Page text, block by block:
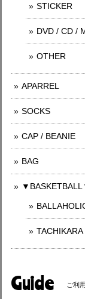
STICKER
DVD / CD /
OTHER
APARREL
SOCKS
CAP / BEANIE
BAG
TACHIKARA
Guide ご利